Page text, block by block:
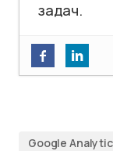
задач.
Google